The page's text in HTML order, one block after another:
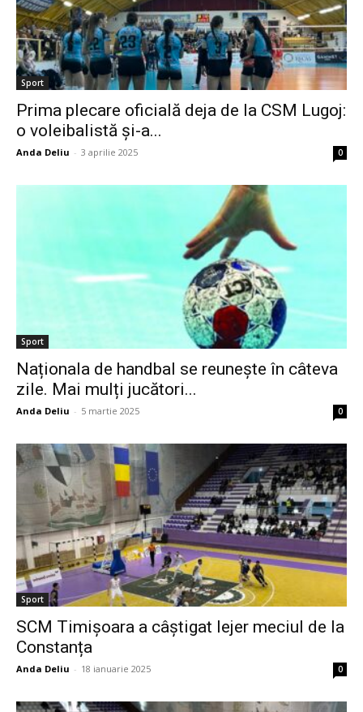
Sport
Prima plecare oficială deja de la CSM Lugoj:
o voleibalistă și-a...
Anda Deliu - 3 aprilie 2025 0
Sport
Naționala de handbal se reunește în câteva
zile. Mai mulți jucători...
Anda Deliu - 5 martie 2025 0
Sport
SCM Timișoara a câștigat lejer meciul de la
Constanța
Anda Deliu - 18 ianuarie 2025 0